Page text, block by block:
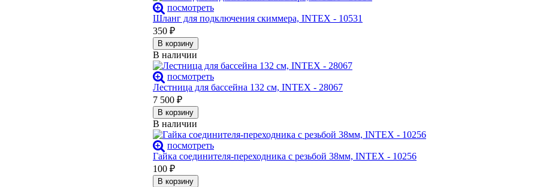
посмотреть
Шланг для подключения скиммера, INTEX - 10531
350 ₽
В корзину
В наличии
посмотреть
Лестница для бассейна 132 см, INTEX - 28067
7 500 ₽
В корзину
В наличии
посмотреть
Гайка соединителя-переходника с резьбой 38мм, INTEX - 10256
100 ₽
В корзину